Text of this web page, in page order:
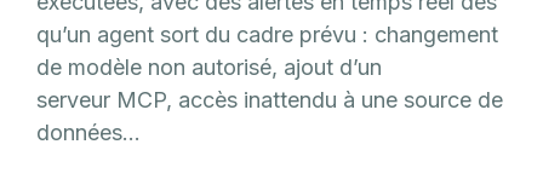
qu’un agent sort du cadre prévu : changement
de modèle non autorisé, ajout d’un
serveur MCP, accès inattendu à une source de
données…